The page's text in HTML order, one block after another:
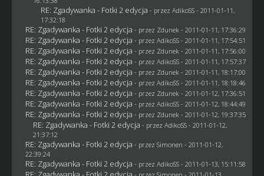
RE: Zgadywanka - Fotki 2 edycja - przez AdikoSS - 2011-01-11,
17:32:18
RE: Zgadywanka - Fotki 2 edycja - przez Zdunek- 2011-01-11, 17:36:29
RE: Zgadywanka - Fotki 2 edycja - przez AdikoSS - 2011-01-11, 17:54:51
RE: Zgadywanka - Fotki 2 edycja - przez Zdunek- 2011-01-11, 17:56:00
RE: Zgadywanka - Fotki 2 edycja - przez AdikoSS - 2011-01-11, 17:57:37
RE: Zgadywanka - Fotki 2 edycja - przez Zdunek- 2011-01-11, 18:17:00
RE: Zgadywanka - Fotki 2 edycja - przez AdikoSS - 2011-01-11, 18:18:46
RE: Zgadywanka - Fotki 2 edycja - przez Zdunek- 2011-01-12, 17:36:51
RE: Zgadywanka - Fotki 2 edycja - przez AdikoSS - 2011-01-12, 18:44:49
RE: Zgadywanka - Fotki 2 edycja - przez Zdunek- 2011-01-12, 19:37:35
RE: Zgadywanka - Fotki 2 edycja - przez AdikoSS - 2011-01-12,
21:37:12
RE: Zgadywanka - Fotki 2 edycja - przez Simonen - 2011-01-12,
22:39:24
RE: Zgadywanka - Fotki 2 edycja - przez AdikoSS - 2011-01-13, 15:11:58